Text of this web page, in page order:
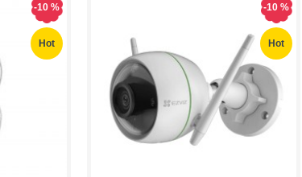
UTP Cat5e 24AWG CU меден
(1.08лв.)
Купи
Hot
-10 %
Hot
-10 %